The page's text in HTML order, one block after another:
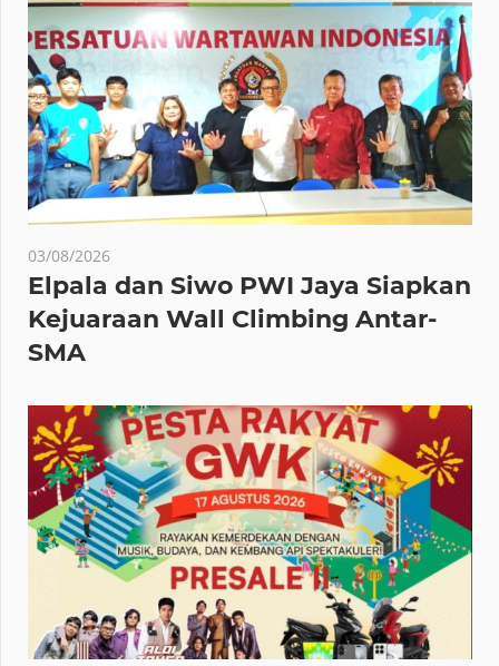
03/08/2026
Elpala dan Siwo PWI Jaya Siapkan
Kejuaraan Wall Climbing Antar-
SMA